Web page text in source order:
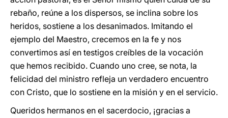
rebaño, reúne a los dispersos, se inclina sobre los
heridos, sostiene a los desanimados. Imitando el
ejemplo del Maestro, crecemos en la fe y nos
convertimos así en testigos creíbles de la vocación
que hemos recibido. Cuando uno cree, se nota, la
felicidad del ministro refleja un verdadero encuentro
con Cristo, que lo sostiene en la misión y en el servicio.
Queridos hermanos en el sacerdocio, ¡gracias a